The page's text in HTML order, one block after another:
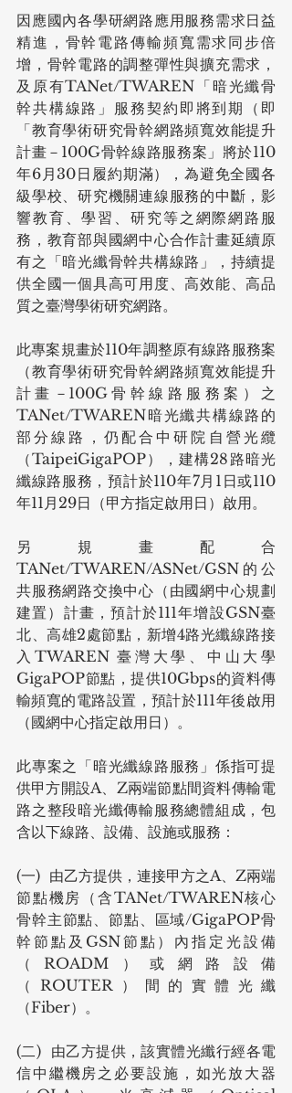
因應國內各學研網路應用服務需求日益
精進，骨幹電路傳輸頻寬需求同步倍
增，骨幹電路的調整彈性與擴充需求，
及原有TANet/TWAREN「暗光纖骨
幹共構線路」服務契約即將到期（即
「教育學術研究骨幹網路頻寬效能提升
計畫－100G骨幹線路服務案」將於110
年6月30日履約期滿），為避免全國各
級學校、研究機關連線服務的中斷，影
響教育、學習、研究等之網際網路服
務，教育部與國網中心合作計畫延續原
有之「暗光纖骨幹共構線路」，持續提
供全國一個具高可用度、高效能、高品
質之臺灣學術研究網路。
此專案規畫於110年調整原有線路服務案
（教育學術研究骨幹網路頻寬效能提升
計畫－100G骨幹線路服務案）之
TANet/TWAREN暗光纖共構線路的
部分線路，仍配合中研院自營光纜
（TaipeiGigaPOP），建構28路暗光
纖線路服務，預計於110年7月1日或110
年11月29日（甲方指定啟用日）啟用。
另規畫配合
TANet/TWAREN/ASNet/GSN的公
共服務網路交換中心（由國網中心規劃
建置）計畫，預計於111年增設GSN臺
北、高雄2處節點，新增4路光纖線路接
入TWAREN 臺灣大學、中山大學
GigaPOP節點，提供10Gbps的資料傳
輸頻寬的電路設置，預計於111年後啟用
（國網中心指定啟用日）。
此專案之「暗光纖線路服務」係指可提
供甲方開設A、Z兩端節點間資料傳輸電
路之整段暗光纖傳輸服務總體組成，包
含以下線路、設備、設施或服務：
(一)  由乙方提供，連接甲方之A、Z兩端
節點機房（含TANet/TWAREN核心
骨幹主節點、節點、區域/GigaPOP骨
幹節點及GSN節點）內指定光設備
（ROADM）或網路設備
（ROUTER）間的實體光纖
（Fiber）。
(二)  由乙方提供，該實體光纖行經各電
信中繼機房之必要設施，如光放大器